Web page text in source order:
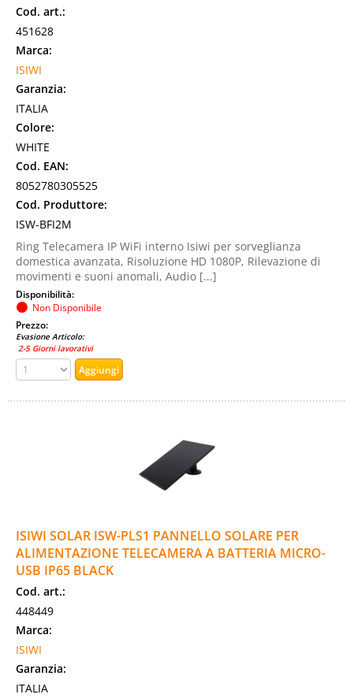
Cod. art.:
451628
Marca:
ISIWI
Garanzia:
ITALIA
Colore:
WHITE
Cod. EAN:
8052780305525
Cod. Produttore:
ISW-BFI2M
Ring Telecamera IP WiFi interno Isiwi per sorveglianza
domestica avanzata, Risoluzione HD 1080P, Rilevazione di
movimenti e suoni anomali, Audio [...]
Disponibilità:
Non Disponibile
Prezzo:
Evasione Articolo:
2-5 Giorni lavorativi
ISIWI SOLAR ISW-PLS1 PANNELLO SOLARE PER
ALIMENTAZIONE TELECAMERA A BATTERIA MICRO-
USB IP65 BLACK
Cod. art.:
448449
Marca:
ISIWI
Garanzia:
ITALIA